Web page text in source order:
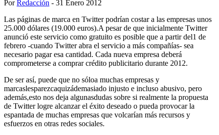
PorRedacción - 31 Enero 2012
Las páginas de marca en Twitter podrían costar a las empresas unos
25.000 dólares (19.000 euros).A pesar de que inicialmente Twitter
anunció este servicio como gratuito es posible que a partir del1 de
febrero -cuando Twitter abra el servicio a más compañías- sea
necesario pagar esa cantidad. Cada nueva empresa deberá
comprometerse a comprar crédito publicitario durante 2012.
De ser así, puede que no sóloa muchas empresas y
marcaslesparezcaquizádemasiado injusto e incluso abusivo, pero
además,esto nos deja algunasdudas sobre si realmente la propuesta
de Twitter logre alcanzar el éxito deseado o pueda provocar la
espantada de muchas empresas que volcarían más recursos y
esfuerzos en otras redes sociales.